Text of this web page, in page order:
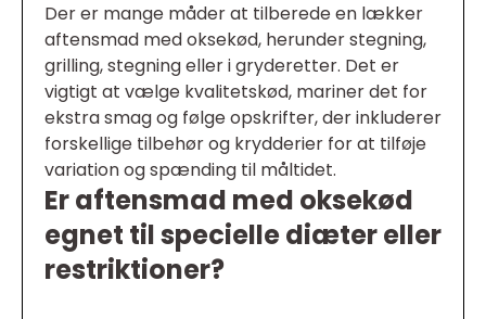
Der er mange måder at tilberede en lækker
aftensmad med oksekød, herunder stegning,
grilling, stegning eller i gryderetter. Det er
vigtigt at vælge kvalitetskød, mariner det for
ekstra smag og følge opskrifter, der inkluderer
forskellige tilbehør og krydderier for at tilføje
variation og spænding til måltidet.
Er aftensmad med oksekød
egnet til specielle diæter eller
restriktioner?